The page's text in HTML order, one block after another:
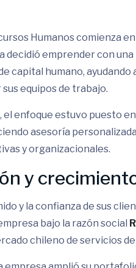
Humanos comienza
decidió emprender con
capital humano,
equipos de trabajo.
el enfoque estuvo puesto
asesoría
y organizacionales.
y
y la confianza de sus
bajo la razón social
chileno de servicios